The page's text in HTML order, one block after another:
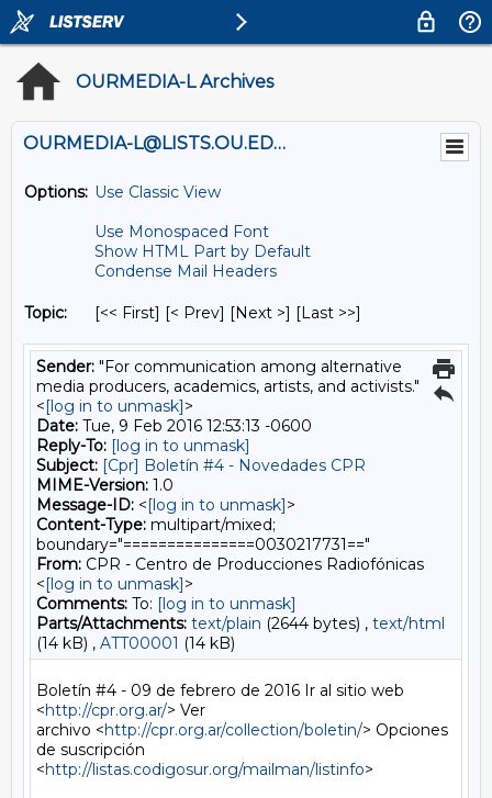
OURMEDIA-L Archives
OURMEDIA-L@LISTS.OU.EDU
Options: Use Classic View
Use Monospaced Font
Show HTML Part by Default
Condense Mail Headers
Topic: [<< First] [< Prev] [Next >] [Last >>]
Sender: "For communication among alternative
media producers, academics, artists, and activists."
<[log in to unmask]>
Date: Tue, 9 Feb 2016 12:53:13 -0600
Reply-To: [log in to unmask]
Subject: [Cpr] Boletín #4 - Novedades CPR
MIME-Version: 1.0
Message-ID: <[log in to unmask]>
Content-Type: multipart/mixed;
boundary="===============0030217731=="
From: CPR - Centro de Producciones Radiofónicas
<[log in to unmask]>
Comments: To: [log in to unmask]
Parts/Attachments: text/plain (2644 bytes) , text/html
(14 kB) , ATT00001 (14 kB)
Boletín #4 - 09 de febrero de 2016 Ir al sitio web
<http://cpr.org.ar/> Ver
archivo <http://cpr.org.ar/collection/boletin/> Opciones
de suscripción
<http://listas.codigosur.org/mailman/listinfo>